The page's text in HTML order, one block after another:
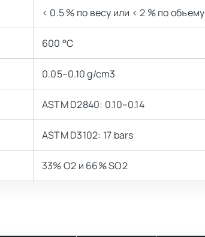
< 0.5 % по весу или < 2 % по объему
600 °C
0.05–0.10 g/cm3
ASTM D2840: 0.10–0.14
ASTM D3102: 17 bars
33% O2 и 66% SO2